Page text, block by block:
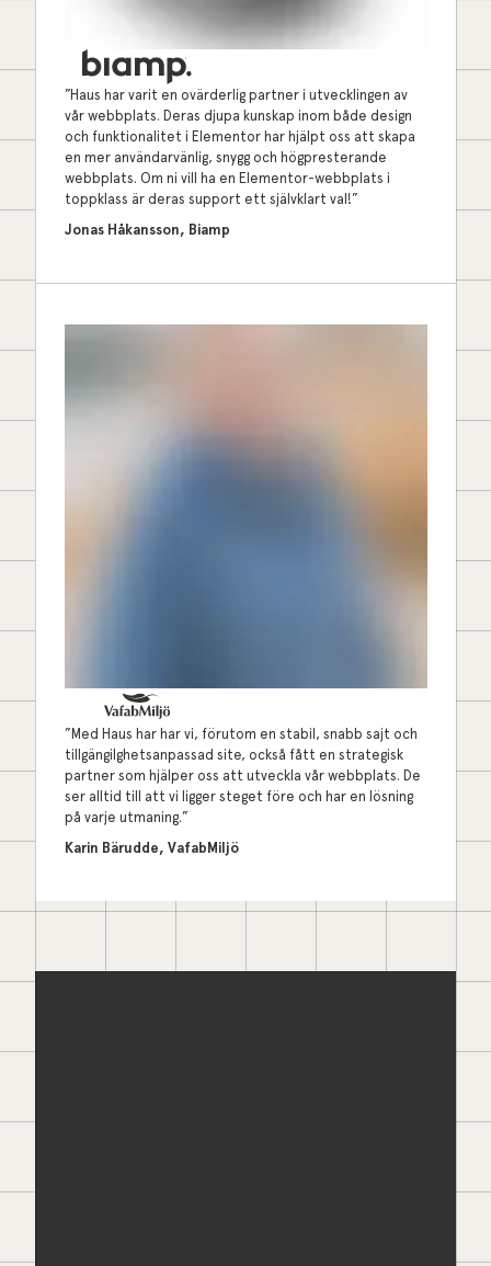
”Haus har varit en ovärderlig partner i utvecklingen av
vår webbplats. Deras djupa kunskap inom både design
och funktionalitet i Elementor har hjälpt oss att skapa
en mer användarvänlig, snygg och högpresterande
webbplats. Om ni vill ha en Elementor-webbplats i
toppklass är deras support ett självklart val!”
Jonas Håkansson, Biamp
”Med Haus har har vi, förutom en stabil, snabb sajt och
tillgängilghetsanpassad site, också fått en strategisk
partner som hjälper oss att utveckla vår webbplats. De
ser alltid till att vi ligger steget före och har en lösning
på varje utmaning.”
Karin Bärudde, VafabMiljö